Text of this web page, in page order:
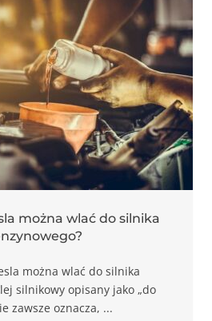
można wlać do silnika
można wlać do silnika
silnikowy opisany jako „do
zawsze oznacza, ...